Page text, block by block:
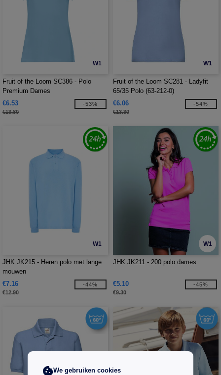
W1
Fruit of the Loom SC386 - Polo
Premium Dames
€6.53
€13.80
-53%
W1
Fruit of the Loom SC281 - Ladyfit
65/35 Polo (63-212-0)
€6.06
€13.30
-54%
W1
JHK JK215 - Heren polo met lange
mouwen
€7.16
€12.90
-44%
W1
JHK JK211 - 200 polo dames
€5.10
€9.30
-45%
We gebruiken cookies